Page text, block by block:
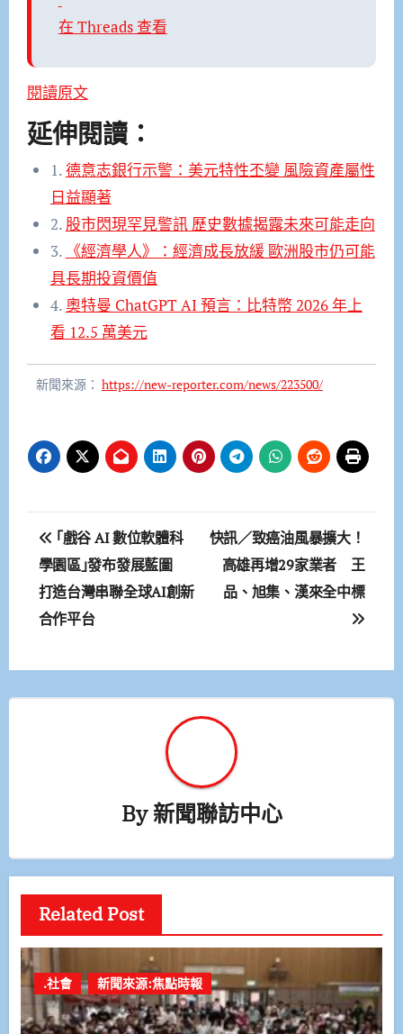
在 Threads 查看
閱讀原文
延伸閱讀：
1.德意志銀行示警：美元特性丕變 風險資產屬性
日益顯著
2. 股市閃現罕見警訊 歷史數據揭露未來可能走向
3. 《經濟學人》：經濟成長放緩 歐洲股市仍可能
具長期投資價值
4.奧特曼 ChatGPT AI 預言：比特幣 2026 年上
看 12.5 萬美元
新聞來源： https://new-reporter.com/news/223500/
文
章
導
｢戲谷 AI 數位軟體科
學園區｣發布發展藍圖
打造台灣串聯全球AI創新
合作平台
快訊／致癌油風暴擴大！
高雄再增29家業者 王
品、旭集、漢來全中標
By新聞聯訪中心
Related Post
.社會 新聞來源:焦點時報